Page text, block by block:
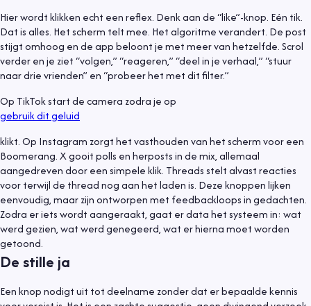
Hier wordt klikken echt een reflex. Denk aan de “like”-knop. Eén tik.
Dat is alles. Het scherm telt mee. Het algoritme verandert. De post
stijgt omhoog en de app beloont je met meer van hetzelfde. Scrol
verder en je ziet “volgen,” “reageren,” “deel in je verhaal,” “stuur
naar drie vrienden” en “probeer het met dit filter.”
Op TikTok start de camera zodra je op
gebruik dit geluid
klikt. Op Instagram zorgt het vasthouden van het scherm voor een
Boomerang. X gooit polls en herposts in de mix, allemaal
aangedreven door een simpele klik. Threads stelt alvast reacties
voor terwijl de thread nog aan het laden is. Deze knoppen lijken
eenvoudig, maar zijn ontworpen met feedbackloops in gedachten.
Zodra er iets wordt aangeraakt, gaat er data het systeem in: wat
werd gezien, wat werd genegeerd, wat er hierna moet worden
getoond.
De stille ja
Een knop nodigt uit tot deelname zonder dat er bepaalde kennis